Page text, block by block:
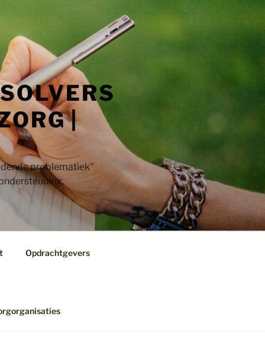
|
problematiek"​
Opdrachtgevers